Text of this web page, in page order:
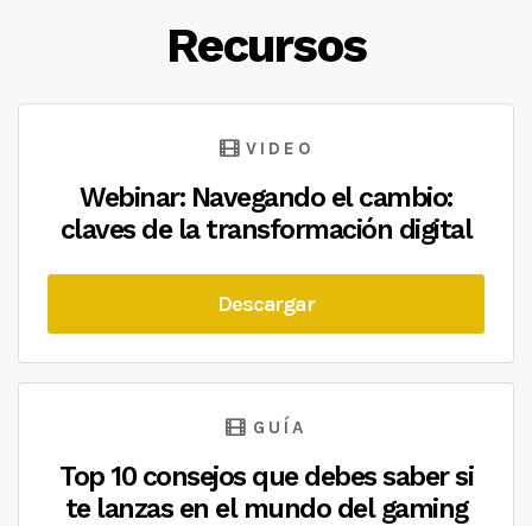
Recursos
VIDEO
Webinar: Navegando el cambio:
claves de la transformación digital
Descargar
GUÍA
Top 10 consejos que debes saber si
te lanzas en el mundo del gaming